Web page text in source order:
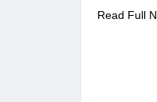
Read Full